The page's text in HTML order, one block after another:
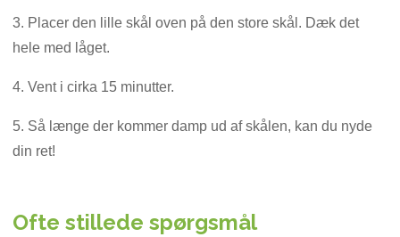
3. Placer den lille skål oven på den store skål. Dæk det
hele med låget.
4. Vent i cirka 15 minutter.
5. Så længe der kommer damp ud af skålen, kan du nyde
din ret!
Ofte stillede spørgsmål